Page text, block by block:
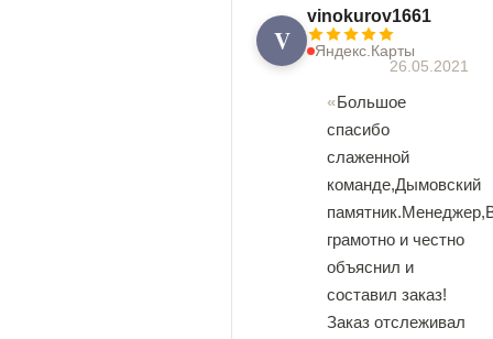
V
vinokurov1661
Яндекс.Карты
26.05.2021
Большое
спасибо
слаженной
команде,Дымовский
грамотно и честно
объяснил и
составил заказ!
Заказ отслеживал